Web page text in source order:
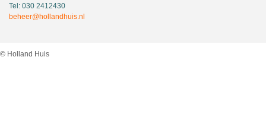
Tel: 030 2412430
beheer@hollandhuis.nl
© Holland Huis